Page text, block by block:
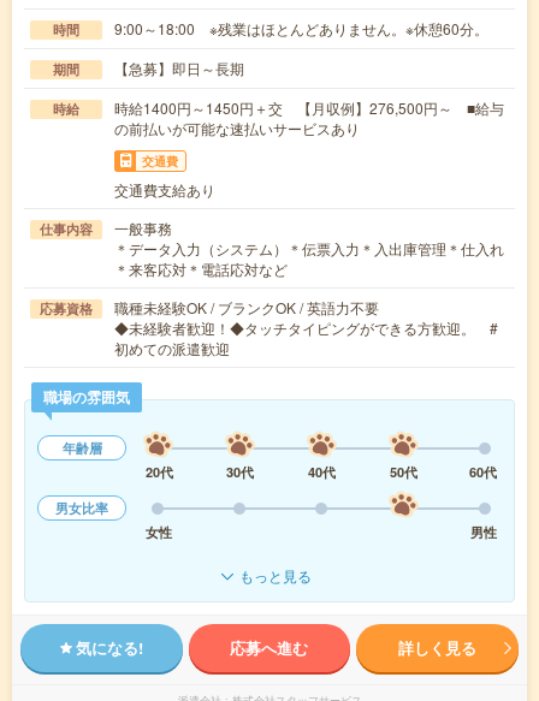
時間 9:00～18:00 ※残業はほとんどありません。※休憩60分。
期間 【急募】即日～長期
時給
時給1400円～1450円＋交 【月収例】276,500円～ ■給与
の前払いが可能な速払いサービスあり
交通費
交通費支給あり
仕事内容
一般事務
＊データ入力（システム）＊伝票入力＊入出庫管理＊仕入れ
＊来客応対＊電話応対など
応募資格
職種未経験OK / ブランクOK / 英語力不要
◆未経験者歓迎！◆タッチタイピングができる方歓迎。 #
初めての派遣歓迎
職場の雰囲気
年齢層
20代
30代 40代 50代
60代
男女比率
女性
男性
もっと見る
気になる! 応募へ進む 詳しく見る